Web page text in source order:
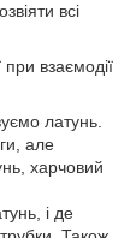
всі
взаємодії
латунь.
але
харчовий
і де